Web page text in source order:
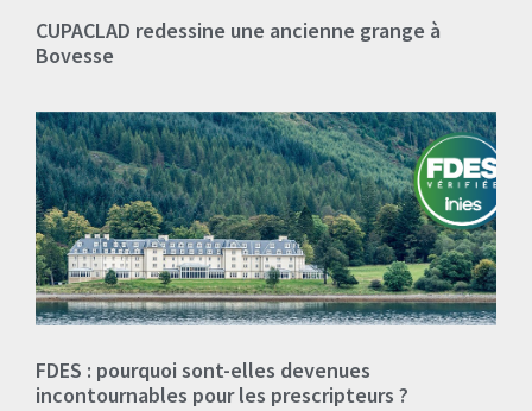
CUPACLAD redessine une ancienne grange à
Bovesse
FDES : pourquoi sont-elles devenues
incontournables pour les prescripteurs ?